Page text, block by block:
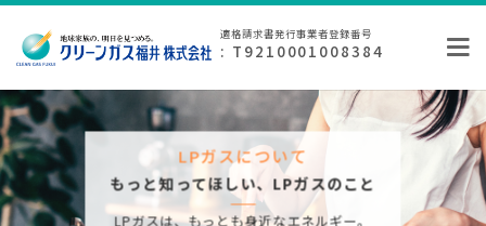
適格請求書発行事業者登録番号
: T9210001008384
LPガスについて
もっと知ってほしい、LPガスのこと
LPガスは、もっとも身近なエネルギー。